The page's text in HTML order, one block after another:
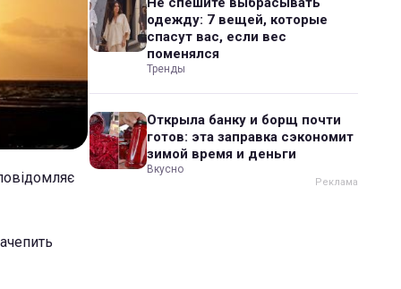
одежду: 7 вещей, которые
спасут вас, если вес
поменялся
Тренды
Открыла банку и борщ почти
готов: эта заправка сэкономит
зимой время и деньги
Вкусно